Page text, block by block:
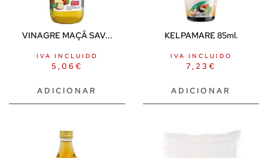
VINAGRE MAÇÃ SAV...
5,06€
IVA INCLUIDO
ADICIONAR
KELPAMARE 85ml.
7,23 €
IVA INCLUIDO
ADICIONAR